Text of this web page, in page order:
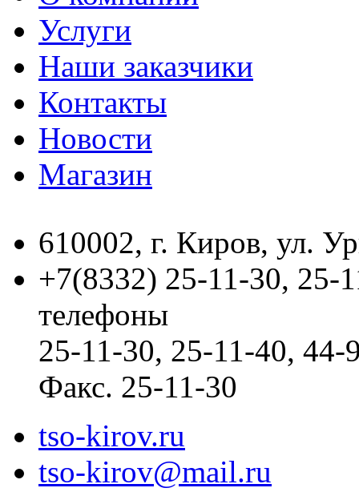
Услуги
Наши заказчики
Контакты
Новости
Магазин
610002, г. Киров, ул.
+7(8332) 25-11-30,
телефоны
25-11-30, 25-11-40,
Факс. 25-11-30
tso-kirov.ru
tso-kirov@mail.ru